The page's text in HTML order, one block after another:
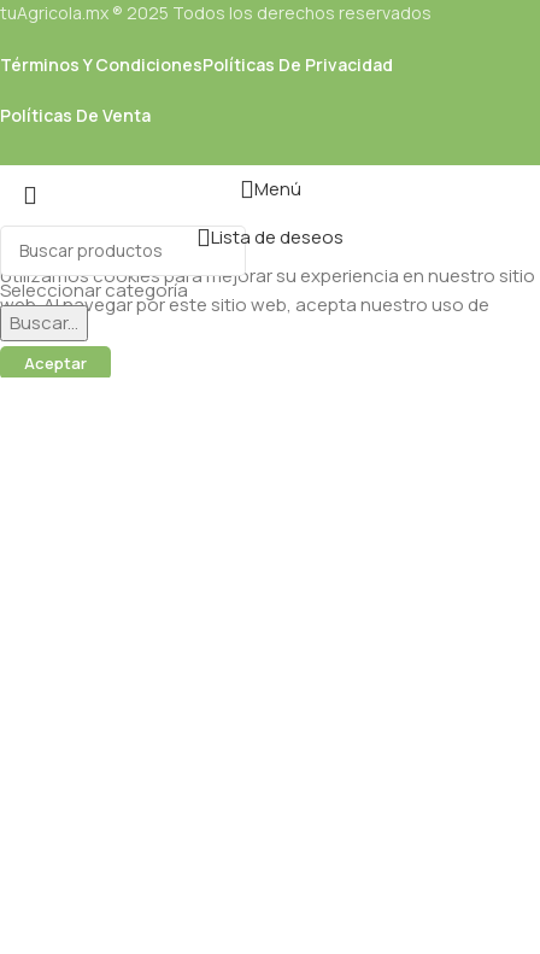
tuAgricola.mx ® 2025 Todos los derechos reservados
Términos Y CondicionesPolíticas De Privacidad
Políticas De Venta
Seleccionar categoría
Buscar...
Menú
Lista de deseos
Utilizamos cookies para mejorar su experiencia en nuestro sitio
web. Al navegar por este sitio web, acepta nuestro uso de
cookies.
Aceptar